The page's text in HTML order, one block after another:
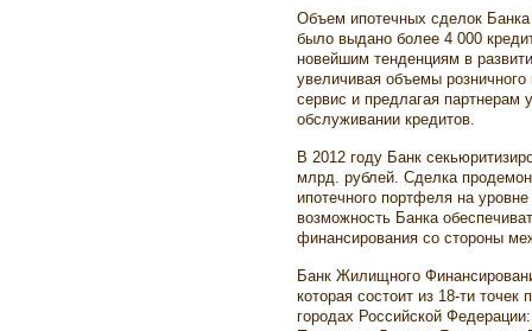
Объем ипотечных сделок
было выдано более 4 000
новейшим тенденциям в
увеличивая объемы
сервис и предлагая партнерам
обслуживании кредитов.
В 2012 году Банк
млрд. рублей. Сделка
ипотечного портфеля на
возможность Банка
финансирования со стороны
Банк Жилищного
которая состоит из 18-ти
городах Российской